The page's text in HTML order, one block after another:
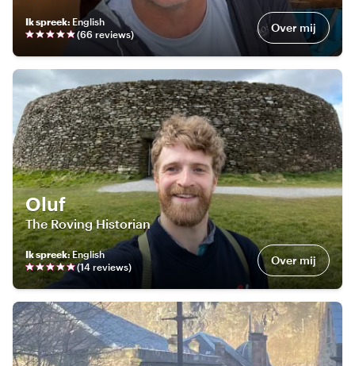
Ik spreek: English
(66 reviews) Over mij
Oluf
The Roving Historian
Ik spreek:English
(14 reviews) Over mij